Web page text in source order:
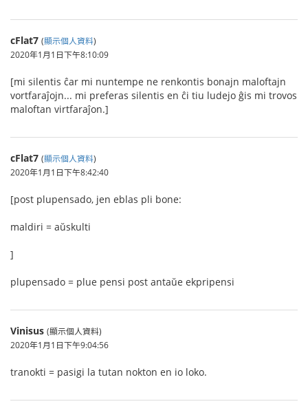
cFlat7 (顯示個人資料)
2020年1月1日下午8:10:09
[mi silentis ĉar mi nuntempe ne renkontis bonajn maloftajn
vortfaraĵojn... mi preferas silentis en ĉi tiu ludejo ĝis mi trovos
maloftan virtfaraĵon.]
cFlat7 (顯示個人資料)
2020年1月1日下午8:42:40
[post plupensado, jen eblas pli bone:
maldiri = aŭskulti
]
plupensado = plue pensi post antaŭe ekpripensi
Vinisus (顯示個人資料)
2020年1月1日下午9:04:56
tranokti = pasigi la tutan nokton en io loko.